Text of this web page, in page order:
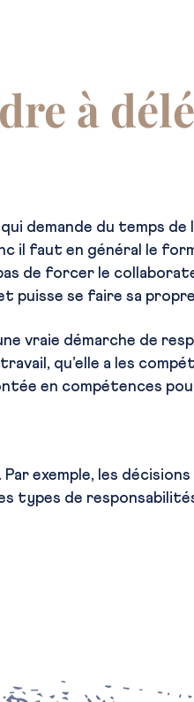
à
demande du temps
il faut en général le
de forcer le
puisse se faire sa
vraie démarche de
qu’elle a les
en compétences
exemple, les
types de